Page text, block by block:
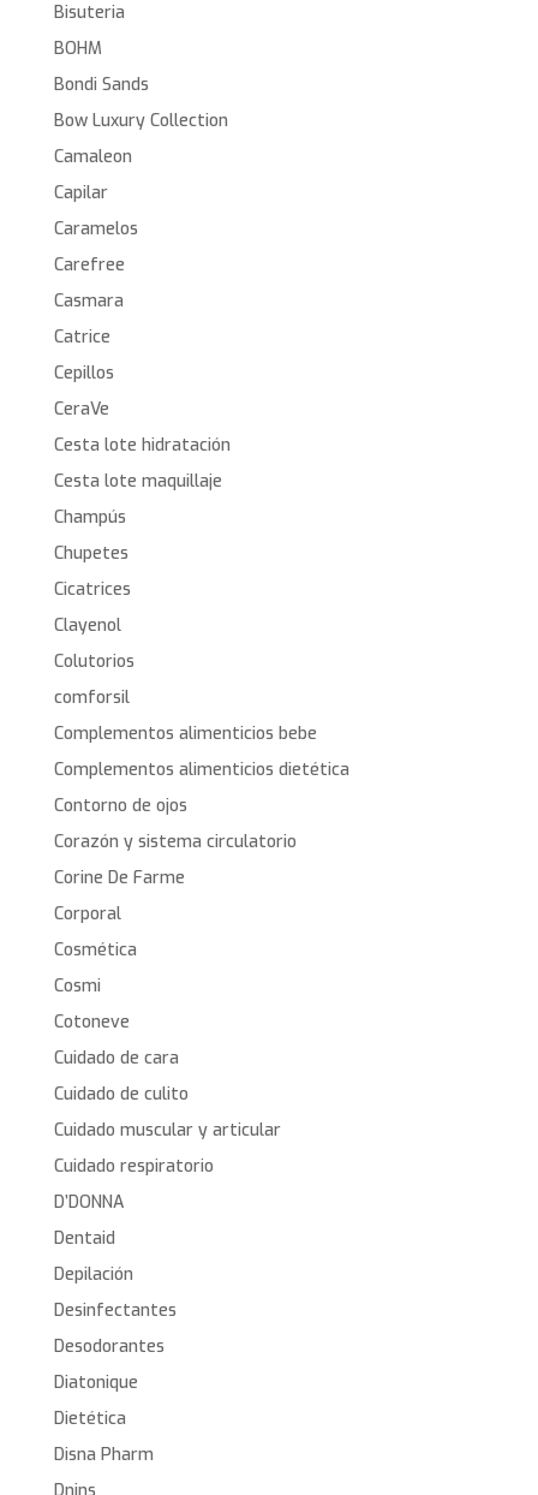
Bisuteria
BOHM
Bondi Sands
Bow Luxury Collection
Camaleon
Capilar
Caramelos
Carefree
Casmara
Catrice
Cepillos
CeraVe
Cesta lote hidratación
Cesta lote maquillaje
Champús
Chupetes
Cicatrices
Clayenol
Colutorios
comforsil
Complementos alimenticios bebe
Complementos alimenticios dietética
Contorno de ojos
Corazón y sistema circulatorio
Corine De Farme
Corporal
Cosmética
Cosmi
Cotoneve
Cuidado de cara
Cuidado de culito
Cuidado muscular y articular
Cuidado respiratorio
D’DONNA
Dentaid
Depilación
Desinfectantes
Desodorantes
Diatonique
Dietética
Disna Pharm